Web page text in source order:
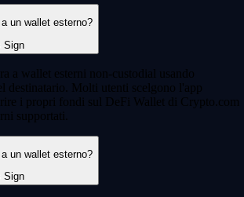
un wallet esterno?
a wallet esterni non-custodial usando
destinatario. Molti utenti scelgono l'app
i propri fondi sul DeFi Wallet di Crypto.com
supportati.
un wallet esterno?